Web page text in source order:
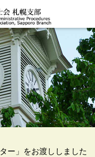
ー」をお渡ししました